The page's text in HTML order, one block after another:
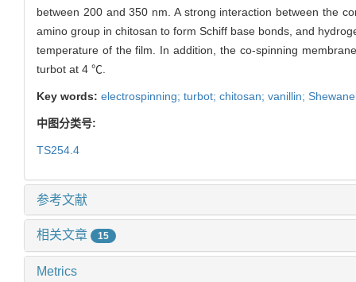
between 200 and 350 nm. A strong interaction between the
amino group in chitosan to form Schiff base bonds, and
temperature of the film. In addition, the co-spinning
turbot at 4 ℃.
Key words: electrospinning; turbot; chitosan; vanillin;
中图分类号:
TS254.4
参考文献
相关文章 15
Metrics